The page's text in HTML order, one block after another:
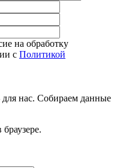
на обработку
c Политикой
нас. Собираем данные